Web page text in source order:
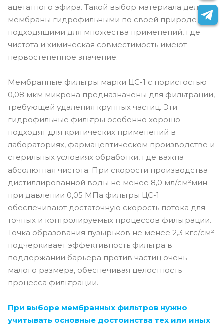
ацетатного эфира. Такой выбор материала делает
мембраны гидрофильными по своей природе и
подходящими для множества применений, где
чистота и химическая совместимость имеют
первостепенное значение.
Мембранные фильтры марки ЦС-1 с пористостью
0,08 мкм микрона предназначены для фильтрации,
требующей удаления крупных частиц. Эти
гидрофильные фильтры особенно хорошо
подходят для критических применений в
лабораториях, фармацевтическом производстве и
стерильных условиях обработки, где важна
абсолютная чистота. При скорости производства
дистиллированной воды не менее 8,0 мл/см²мин
при давлении 0,05 МПа фильтры ЦС-1
обеспечивают достаточную скорость потока для
точных и контролируемых процессов фильтрации.
Точка образования пузырьков не менее 2,3 кгс/см²
подчеркивает эффективность фильтра в
поддержании барьера против частиц очень
малого размера, обеспечивая целостность
процесса фильтрации.
При выборе мембранных фильтров нужно
учитывать основные достоинства тех или иных